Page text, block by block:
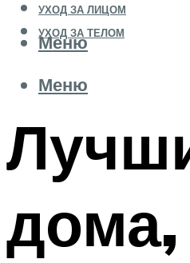
УХОД ЗА ЛИЦОМ
УХОД ЗА ТЕЛОМ
Меню
Меню
дома,